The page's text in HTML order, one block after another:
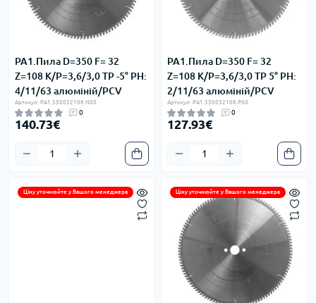
PA1.Пила D=350 F= 32
Z=108 K/P=3,6/3,0 TP -5° PH:
4/11/63 алюміній/PCV
Артикул: PA1.350032108.N00
0
140.73€
PA1.Пила D=350 F= 32
Z=108 K/P=3,6/3,0 TP 5° PH:
2/11/63 алюміній/PCV
Артикул: PA1.350032108.P00
0
127.93€
Ціну уточнюйте у Вашого менеджера Ціну уточнюйте у Вашого менеджера